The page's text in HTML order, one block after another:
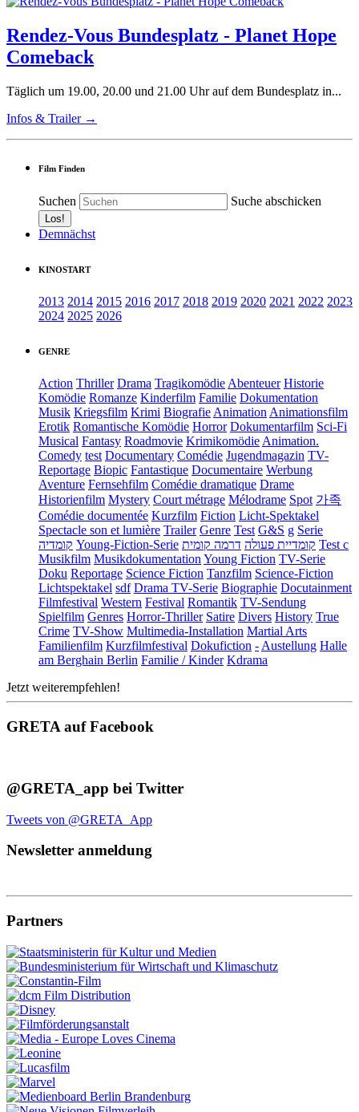
Rendez-Vous Bundesplatz - Planet Hope
Comeback
Täglich um 19.00, 20.00 und 21.00 Uhr auf dem Bundesplatz in...
Infos & Trailer →
Film Finden
Suchen Suche abschicken
Demnächst
KINOSTART
2013 2014 2015 2016 2017 2018 2019 2020 2021 2022 2023
2024 2025 2026
GENRE
Action Thriller Drama Tragikomödie Abenteuer Historie
Komödie Romanze Kinderfilm Familie Dokumentation
Musik Kriegsfilm Krimi Biografie Animation Animationsfilm
Erotik Romantische Komödie Horror Dokumentarfilm Sci-Fi
Musical Fantasy Roadmovie Krimikomödie Animation.
Comedy test Documentary Comédie Jugendmagazin TV-
Reportage Biopic Fantastique Documentaire Werbung
Aventure Fernsehfilm Comédie dramatique Drame
Historienfilm Mystery Court métrage Mélodrame Spot 가족
Comédie documentée Kurzfilm Fiction Licht-Spektakel
Spectacle son et lumière Trailer Genre Test G&S g Serie
קומדיה Young-Fiction-Serie קומדיית פעולה דרמה קומית
Test c
Musikfilm Musikdokumentation Young Fiction TV-Serie
Doku Reportage Science Fiction Tanzfilm Science-Fiction
Lichtspektakel sdf Drama TV-Serie Biographie Docutainment
Filmfestival Western Festival Romantik TV-Sendung
Spielfilm Genres Horror-Thriller Satire Divers History True
Crime TV-Show Multimedia-Installation Martial Arts
Familienfilm Kurzfilmfestival Dokufiction - Austellung Halle
am Berghain Berlin Familie / Kinder Kdrama
Jetzt weiterempfehlen!
GRETA auf Facebook
@GRETA_app bei Twitter
Tweets von @GRETA_App
Newsletter anmeldung
Partners